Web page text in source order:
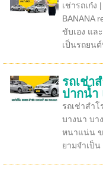
เช่ารถเก๋ง
BANANA
ขับเอง แล
เป็นรถยน
รถเช่า
ปากน้ำ
รถเช่าสำ
บางนา บา
หนาแน่น ข
ยามจำเป็น